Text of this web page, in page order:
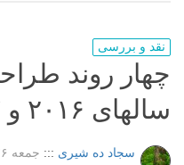
نقد و بررسی
چهار روند
سالهای ۲۰۱۶ و ۲۰۱۷
سجاد ده شیری ::: جمعه ۲۶ شهریور ۹۵